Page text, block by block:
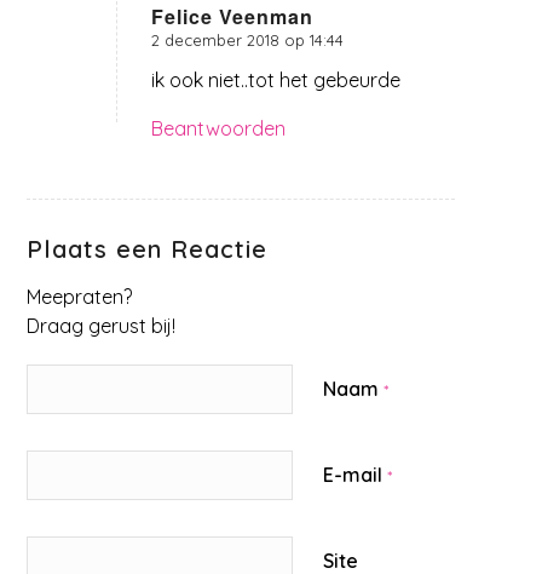
Felice Veenman
zegt:
2 december 2018 op 14:44
ik ook niet..tot het gebeurde
Beantwoorden
Plaats een Reactie
Meepraten?
Draag gerust bij!
Naam*
E-mail*
Site